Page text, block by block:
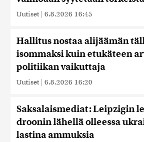
Uutiset | 6.8.2026 16:45
Hallitus nostaa alijäämän
isommaksi kuin etukäteen
politiikan vaikuttaja
Uutiset | 6.8.2026 16:20
Saksalaismediat: Leipzigin
droonin lähellä olleessa
lastina ammuksia